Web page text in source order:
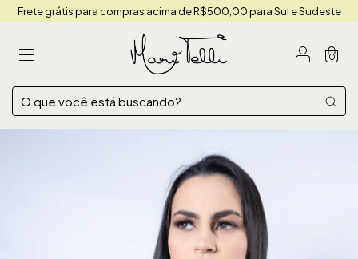
Frete grátis para compras acima de R$500,00 para Sul e Sudeste
0